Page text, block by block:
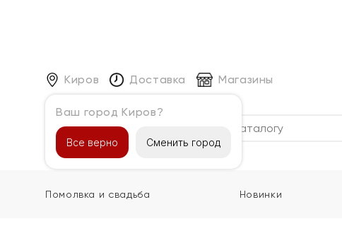
Киров
Ваш город Киров?
Все верно Сменить город
Доставка Магазины
Каталог
Помолвка и свадьба Новинки